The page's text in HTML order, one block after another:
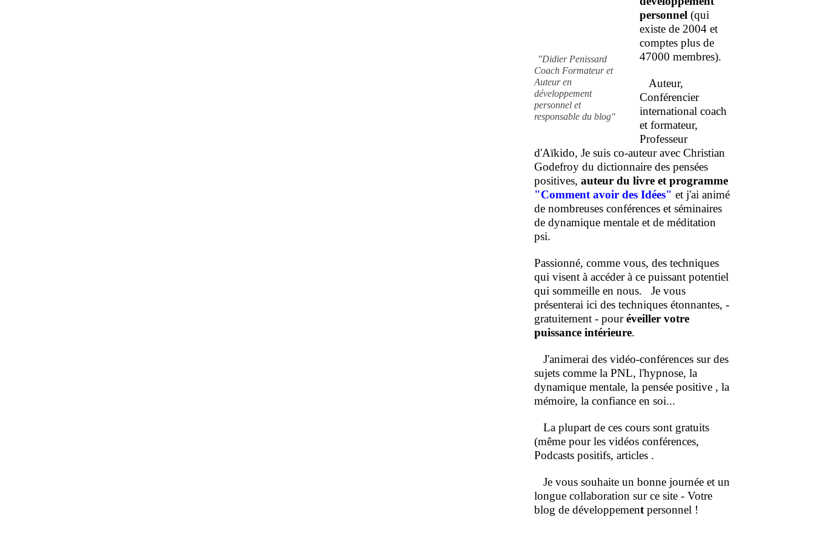
"Didier Penissard
Coach Formateur et
Auteur en
développement
personnel et
responsable du blog"
personnel (qui
existe de 2004 et
comptes plus de
47000 membres).
Auteur,
Conférencier
international coach
et formateur,
Professeur
d'Aïkido, Je suis co-auteur avec Christian
Godefroy du dictionnaire des pensées
positives, auteur du livre et programme
"Comment avoir des Idées" et j'ai animé
de nombreuses conférences et séminaires
de dynamique mentale et de méditation
psi.
Passionné, comme vous, des techniques
qui visent à accéder à ce puissant potentiel
qui sommeille en nous. Je vous
présenterai ici des techniques étonnantes, -
gratuitement - pouréveiller votre
puissance intérieure.
J'animerai des vidéo-conférences sur des
sujets comme la PNL, l'hypnose, la
dynamique mentale, la pensée positive , la
mémoire, la confiance en soi...
La plupart de ces cours sont gratuits
(même pour les vidéos conférences,
Podcasts positifs, articles .
Je vous souhaite un bonne journée et un
longue collaboration sur ce site - Votre
blog de développement personnel !